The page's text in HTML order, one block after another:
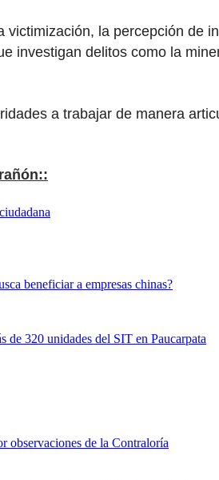
la percepción de
investigan delitos como la
a trabajar de manera
beneficiar a empresas chinas?
de 320 unidades del SIT en Paucarpata